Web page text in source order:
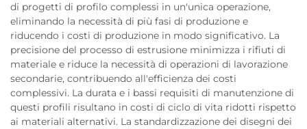
di progetti di profilo complessi in un'unica operazione,
eliminando la necessità di più fasi di produzione e
riducendo i costi di produzione in modo significativo. La
precisione del processo di estrusione minimizza i rifiuti di
materiale e riduce la necessità di operazioni di lavorazione
secondarie, contribuendo all'efficienza dei costi
complessivi. La durata e i bassi requisiti di manutenzione di
questi profili risultano in costi di ciclo di vita ridotti rispetto
ai materiali alternativi. La standardizzazione dei disegni dei